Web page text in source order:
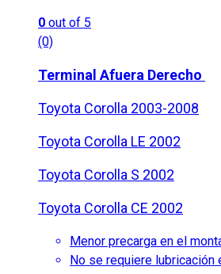
0 out of 5
(0)
Terminal Afuera Derecho
Toyota Corolla 2003-2008
Toyota Corolla LE 2002
Toyota Corolla S 2002
Toyota Corolla CE 2002
Menor precarga en el
No se requiere lubricación